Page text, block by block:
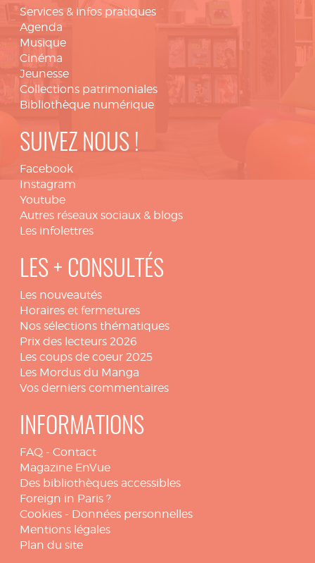
Services & infos pratiques
Agenda
Musique
Cinéma
Jeunesse
Collections patrimoniales
Bibliothèque numérique
SUIVEZ NOUS !
Facebook
Instagram
Youtube
Autres réseaux sociaux & blogs
Les infolettres
LES + CONSULTÉS
Les nouveautés
Horaires et fermetures
Nos sélections thématiques
Prix des lecteurs 2026
Les coups de coeur 2025
Les Mordus du Manga
Vos derniers commentaires
INFORMATIONS
FAQ - Contact
Magazine EnVue
Des bibliothèques accessibles
Foreign in Paris ?
Cookies - Données personnelles
Mentions légales
Plan du site